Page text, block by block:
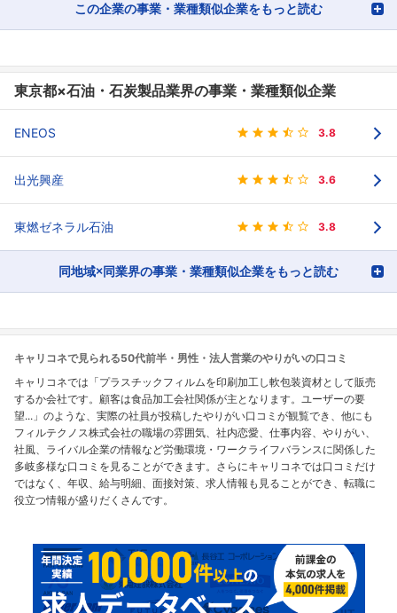
この企業の事業・業種類似企業をもっと読む
東京都×石油・石炭製品業界の事業・業種類似企業
ENEOS 3.8
出光興産 3.6
東燃ゼネラル石油 3.8
同地域×同業界の事業・業種類似企業をもっと読む
キャリコネで見られる50代前半・男性・法人営業のやりがいの口コミ
キャリコネでは「プラスチックフィルムを印刷加工し軟包装資材として販売
するか会社です。顧客は食品加工会社関係が主となります。ユーザーの要
望...」のような、実際の社員が投稿したやりがい口コミが観覧でき、他にも
フィルテクノス株式会社の職場の雰囲気、社内恋愛、仕事内容、やりがい、
社風、ライバル企業の情報など労働環境・ワークライフバランスに関係した
多岐多様な口コミを見ることができます。さらにキャリコネでは口コミだけ
ではなく、年収、給与明細、面接対策、求人情報も見ることができ、転職に
役立つ情報が盛りだくさんです。